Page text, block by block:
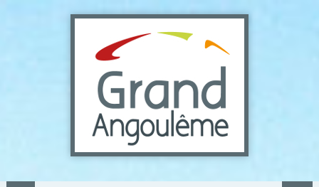
Panneau de gestion des cookies